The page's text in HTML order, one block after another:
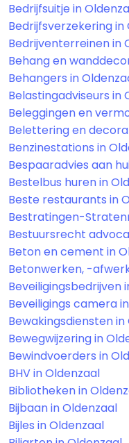
Bedrijfsuitje in
Bedrijfsverzekering in
Bedrijventerreinen in
Behang en
Behangers in
Belastingadviseurs in
Beleggingen en
Belettering en
Benzinestations in
Bespaaradvies aan
Bestelbus huren in
Beste restaurants in
Bestratingen-
Bestuursrecht
Beton en cement in
Betonwerken, -
Beveiligingsbedrijven
Beveiligings camera
Bewakingsdiensten in
Bewegwijzering in
Bewindvoerders in
BHV in Oldenzaal
Bibliotheken in
Bijbaan in Oldenzaal
Bijles in Oldenzaal